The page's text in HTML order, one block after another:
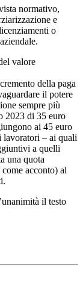
normativo,
e
o
valore
della paga
il potere
sempre più
2023 di 35 euro
ai 45 euro
lavoratori – ai quali
a quelli
una quota
acconto) al
il testo